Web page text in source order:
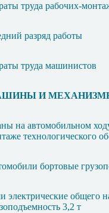
труда рабочих-
разряд работы
труда машинистов
И
на автомобильном
технологического
бортовые
электрические общего
3,2 т